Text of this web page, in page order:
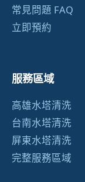
常見問題 FAQ
立即預約
服務區域
高雄水塔清洗
台南水塔清洗
屏東水塔清洗
完整服務區域